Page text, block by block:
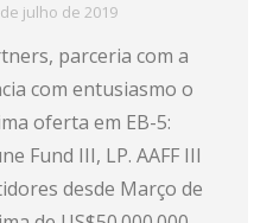
julho de 2019
parceria com a
com entusiasmo o
oferta em EB-5:
Fund III, LP. AAFF III
desde Março de